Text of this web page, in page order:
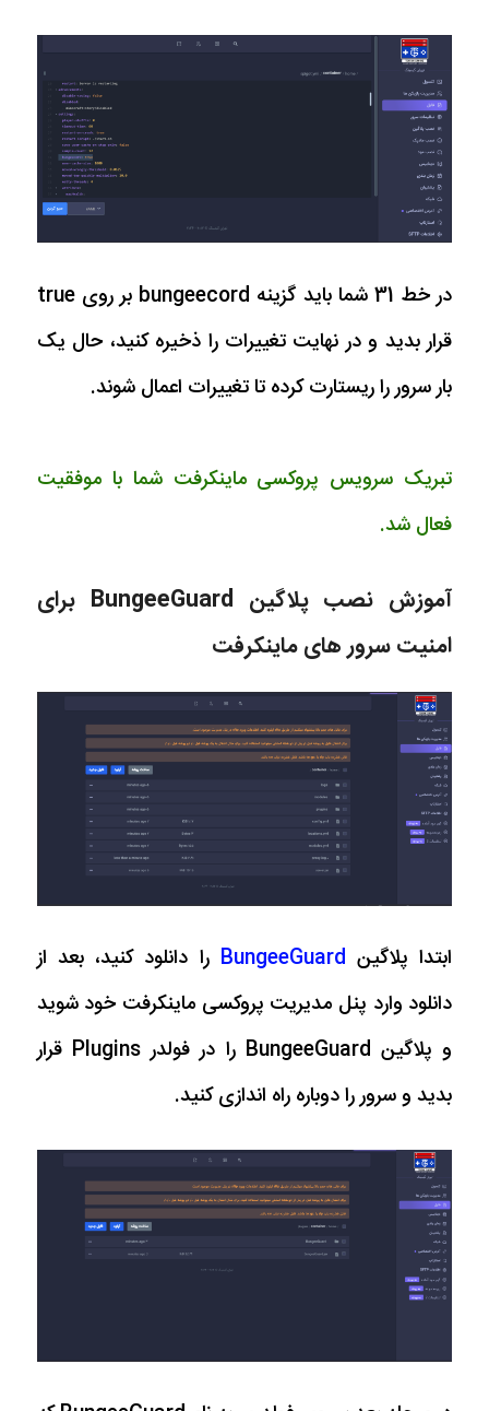
در خط 31 شما باید گزینه bungeecord بر روی true
قرار بدید و در نهایت تغییرات را ذخیره کنید، حال یک
بار سرور را ریستارت کرده تا تغییرات اعمال شوند.
تبریک سرویس پروکسی ماینکرفت شما با موفقیت
فعال شد.
آموزش نصب پلاگین BungeeGuard برای
امنیت سرور های ماینکرفت
ابتدا پلاگین BungeeGuard را دانلود کنید، بعد از
دانلود وارد پنل مدیریت پروکسی ماینکرفت خود شوید
و پلاگین BungeeGuard را در فولدر Plugins قرار
بدید و سرور را دوباره راه اندازی کنید.